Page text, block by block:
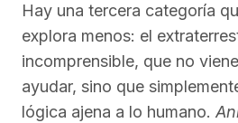
Hay una tercera categoría
explora menos: el
incomprensible, que no
ayudar, sino que
lógica ajena a lo humano.